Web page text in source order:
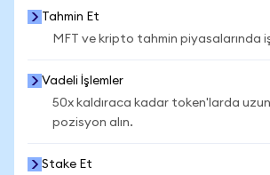
Tahmin Et
MFT ve kripto tahmin piyasalarında
Vadeli İşlemler
50x kaldıraca kadar token'larda uzun
pozisyon alın.
Stake Et